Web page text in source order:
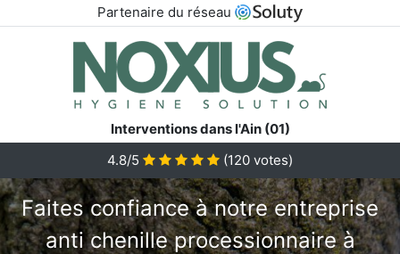
Partenaire du réseau
Interventions dans l'Ain (01)
4.8/5
(120 votes)
Faites confiance à notre entreprise
anti chenille processionnaire à